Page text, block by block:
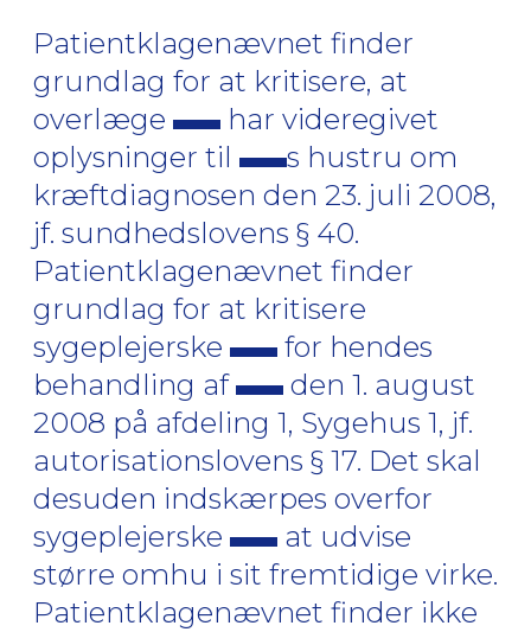
Patientklagenævnet finder
grundlag for at kritisere, at
overlæge
har videregivet
oplysninger til
s hustru om
kræftdiagnosen den 23. juli 2008,
jf. sundhedslovens § 40.
Patientklagenævnet finder
grundlag for at kritisere
sygeplejerske
for hendes
behandling af
den 1. august
2008 på afdeling 1, Sygehus 1, jf.
autorisationslovens § 17. Det skal
desuden indskærpes overfor
sygeplejerske
at udvise
større omhu i sit fremtidige virke.
Patientklagenævnet finder ikke